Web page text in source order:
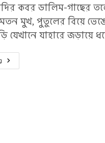
কবর ডালিম-গাছের
মুখ, পুতুলের বিয়ে
যেখানে যাহারে জড়ায়ে
কবি
জসীমউদ্দিনের